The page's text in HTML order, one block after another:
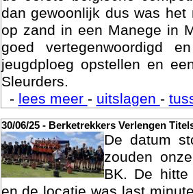
de eerste belgische
dan gewoonlijk dus was
op zand in een Manege in
goed vertegenwoordigd
jeugdploeg opstellen en
Sleurders.
-lees meer-uitslagen-
30/06/25 - Berketrekkers Verlengen
De datum
zouden
BK. De